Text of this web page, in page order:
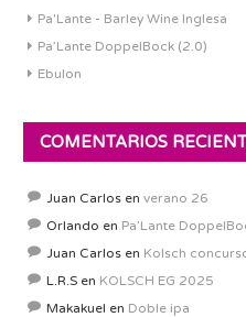
Pa'Lante - Barley Wine Inglesa
Pa’Lante DoppelBock (2.0)
Ebulon
COMENTARIOS
Juan Carlos en verano 26
Orlando en Pa’Lante
Juan Carlos en Kolsch
L.R.S en KOLSCH EG 2025
Makakuel en Doble ipa